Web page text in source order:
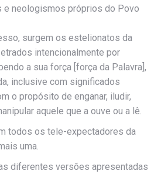
e neologismos próprios do Povo
surgem os estelionatos da
intencionalmente por
a sua força [força da Palavra],
inclusive com significados
o propósito de enganar, iludir,
aquele que a ouve ou a lê.
todos os tele-expectadores da
uma.
diferentes versões apresentadas